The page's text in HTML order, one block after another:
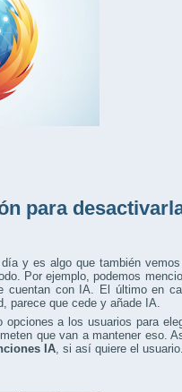
para
y es algo que también
Por ejemplo, podemos
con IA. El último en
parece que cede y añade IA.
a los usuarios para
que van a mantener eso.
IA, si así quiere el usuario.